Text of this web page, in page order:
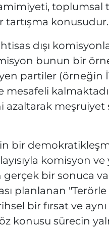
toplumsal
tartışma konusudur.
dışı
bunun bir
partiler (örneğin
mesafeli
meşruiyet
bir
komisyon ve
bir sonuca
planlanan
bir fırsat ve
konusu sürecin